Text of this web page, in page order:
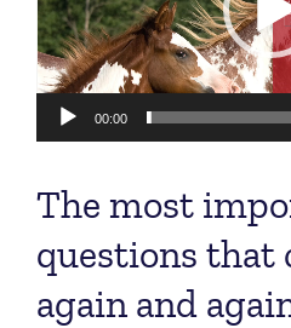
00:00
The most
questions that
again and